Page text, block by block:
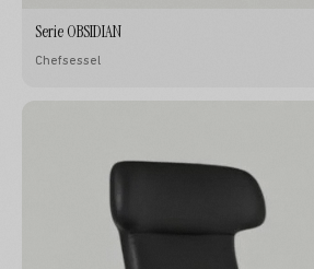
Serie OBSIDIAN
Chefsessel